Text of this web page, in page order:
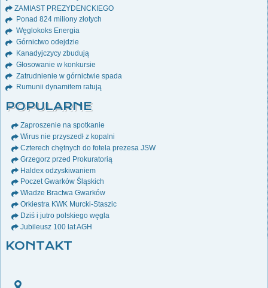
ZAMIAST PREZYDENCKIEGO
Ponad 824 miliony złotych
Węglokoks Energia
Górnictwo odejdzie
Kanadyjczycy zbudują
Głosowanie w konkursie
Zatrudnienie w górnictwie spada
Rumunii dynamitem ratują
POPULARNE
Zaproszenie na spotkanie
Wirus nie przyszedł z kopalni
Czterech chętnych do fotela prezesa JSW
Grzegorz przed Prokuratorią
Haldex odzyskiwaniem
Poczet Gwarków Śląskich
Władze Bractwa Gwarków
Orkiestra KWK Murcki-Staszic
Dziś i jutro polskiego węgla
Jubileusz 100 lat AGH
KONTAKT